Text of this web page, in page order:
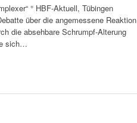
° HBF-Aktuell, Tübingen
über die angemessene Reaktion
die absehbare Schrumpf-Alterung
sich…